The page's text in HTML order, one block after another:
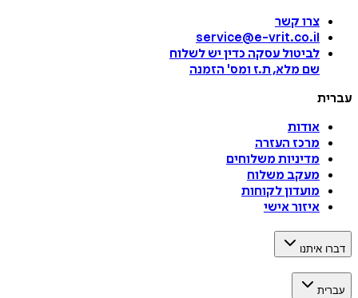
צרו קשר
service@e-vrit.co.il
לביטול עסקהכדין יש לשלוח
שם מלא, ת.ז ומס'הזמנה
אודות
מרכז העזרה
מדיניות משלוחים
מעקב משלוח
מועדון לקוחות
איזור אישי
איתנו